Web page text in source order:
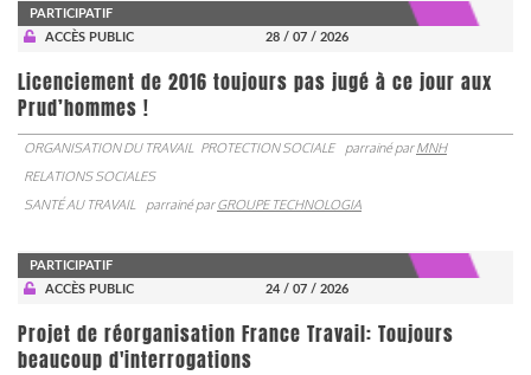
PARTICIPATIF
ACCÈS PUBLIC
28 / 07 / 2026
Licenciement de 2016 toujours pas jugé à ce jour aux
Prud’hommes !
ORGANISATION DU TRAVAIL PROTECTION SOCIALE parrainé parMNH
RELATIONS SOCIALES
SANTÉ AU TRAVAIL
parrainé parGROUPE TECHNOLOGIA
PARTICIPATIF
ACCÈS PUBLIC
24 / 07 / 2026
Projet de réorganisation France Travail: Toujours
beaucoup d'interrogations